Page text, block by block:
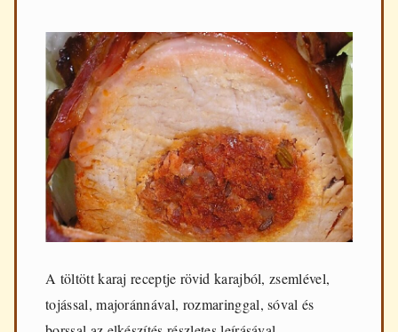
A töltött karaj receptje rövid karajból, zsemlével,
tojással, majoránnával, rozmaringgal, sóval és